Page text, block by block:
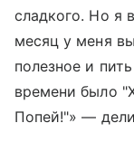
сладкого. Но я
месяц у меня
полезное и
времени было
Попей!"» —